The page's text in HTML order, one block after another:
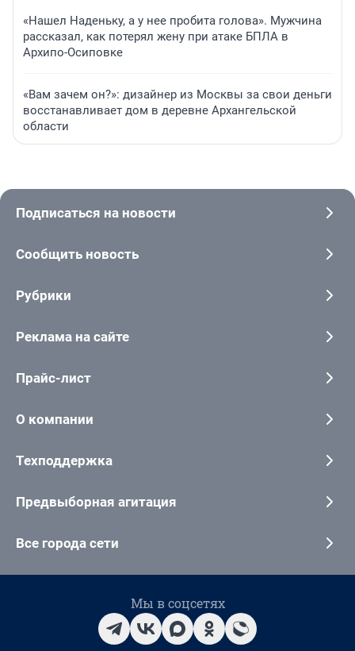
«Нашел Наденьку, а у нее пробита голова». Мужчина
рассказал, как потерял жену при атаке БПЛА в
Архипо-Осиповке
«Вам зачем он?»: дизайнер из Москвы за свои деньги
восстанавливает дом в деревне Архангельской
области
Подписаться на новости
Сообщить новость
Рубрики
Реклама на сайте
Прайс-лист
О компании
Техподдержка
Предвыборная агитация
Все города сети
Мы в соцсетях